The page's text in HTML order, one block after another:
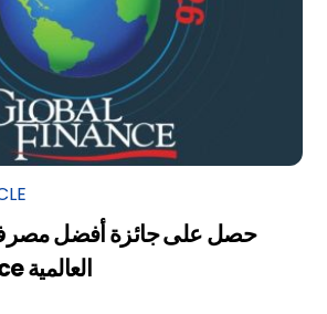
حصل على جائزة أفضل
Global Finance العالمية